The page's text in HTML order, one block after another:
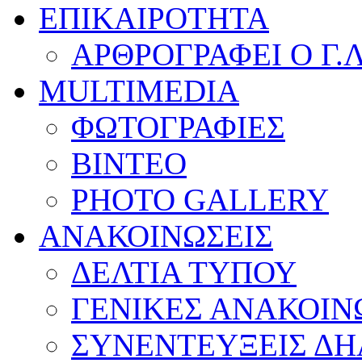
ΕΠΙΚΑΙΡΟΤΗΤΑ
ΑΡΘΡΟΓΡΑΦΕΙ Ο
MULTIMEDIA
ΦΩΤΟΓΡΑΦΙΕΣ
ΒΙΝΤΕΟ
PHOTO GALLERY
ΑΝΑΚΟΙΝΩΣΕΙΣ
ΔΕΛΤΙΑ ΤΥΠΟΥ
ΓΕΝΙΚΕΣ
ΣΥΝΕΝΤΕΥΞΕΙΣ